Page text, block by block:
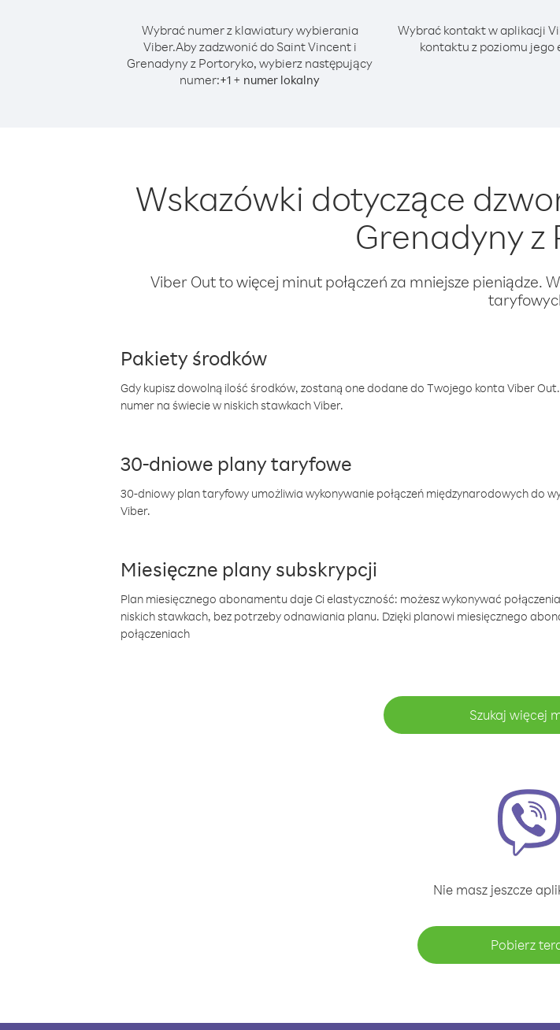
Wybrać numer z klawiatury wybierania
Viber.Aby zadzwonić do Saint Vincent i
Grenadyny z Portoryko, wybierz następujący
numer:+1 + numer lokalny
Wybrać kontakt w aplikacji
kontaktu z poziomu jego
Wskazówki dotyczące
Grenadyny z
Viber Out to więcej minut połączeń za mniejsze pieniądze.
Pakiety środków
Gdy kupisz dowolną ilość środków, zostaną one dodane do Twojego konta Viber
numer na świecie w niskich stawkach Viber.
30-dniowe plany taryfowe
30-dniowy plan taryfowy umożliwia wykonywanie połączeń międzynarodowych do
Viber.
Miesięczne plany subskrypcji
Plan miesięcznego abonamentu daje Ci elastyczność: możesz wykonywać
niskich stawkach, bez potrzeby odnawiania planu. Dzięki planowi miesięcznego
połączeniach
Szukaj więcej
Nie masz jeszcze
Pobierz